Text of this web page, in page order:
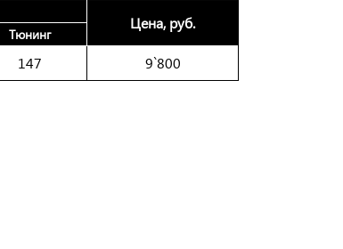
Цена, руб.
Тюнинг
147 9`800